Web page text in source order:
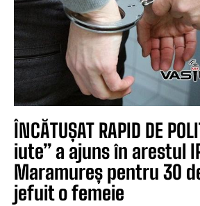
ÎNCĂTUȘAT RAPID DE
iute” a ajuns în arestul
Maramureș pentru 30
jefuit o femeie